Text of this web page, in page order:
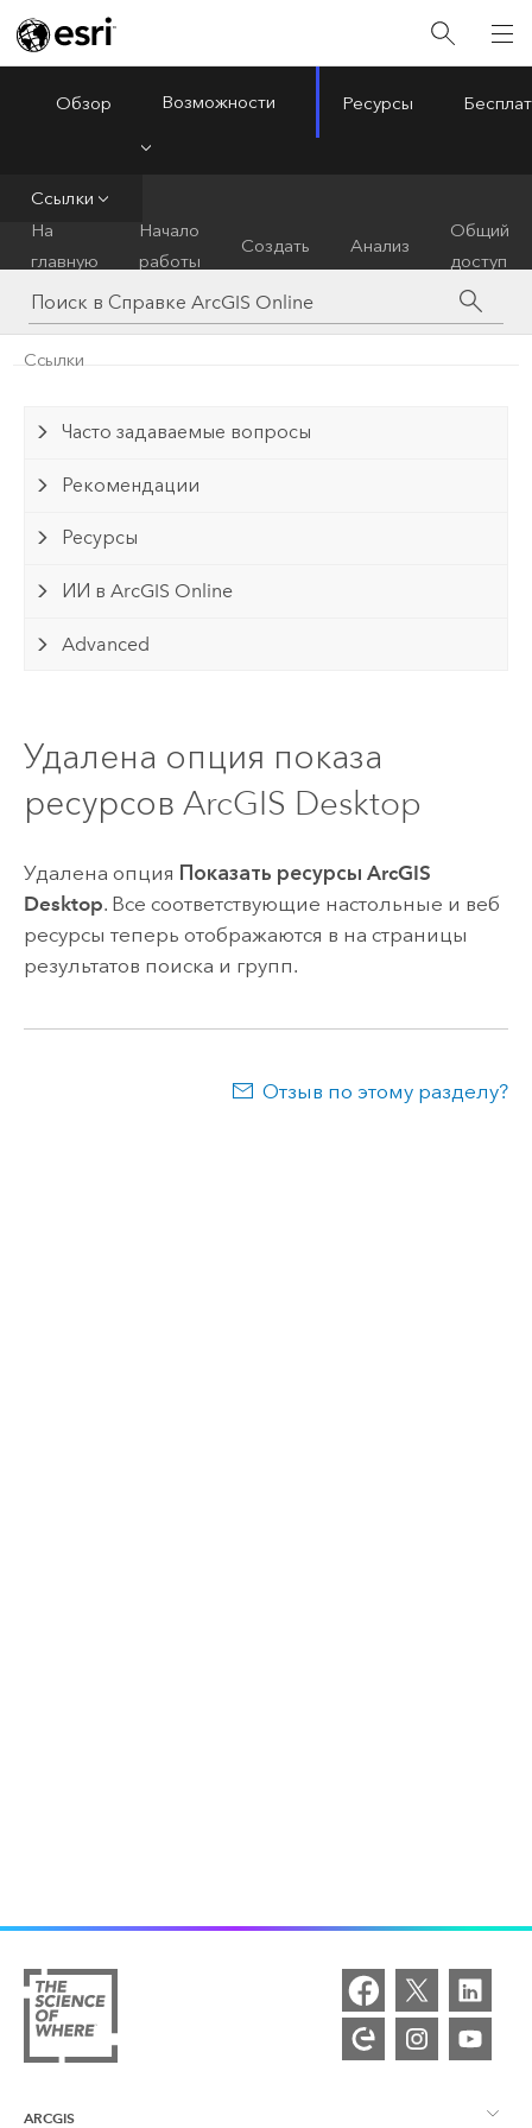
ArcGIS Online
Обзор Возможности Ресурсы
Ссылки
На
главную
Начало
работы
Создать Анализ
Общий
доступ
Ссылки
Часто задаваемые вопросы
Рекомендации
Ресурсы
ИИ в ArcGIS Online
Advanced
Удалена опция показа
ресурсов ArcGIS Desktop
Удалена опция Показать ресурсы ArcGIS
Desktop. Все соответствующие настольные и веб
ресурсы теперь отображаются в на страницы
результатов поиска и групп.
Отзыв по этому разделу?
ARCGIS